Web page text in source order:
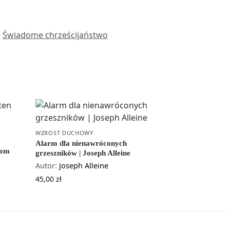
Świadome chrześcijaństwo
WZROST DUCHOWY
Alarm dla nienawróconych
grzeszników | Joseph Alleine
Autor: Joseph Alleine
45,00zł